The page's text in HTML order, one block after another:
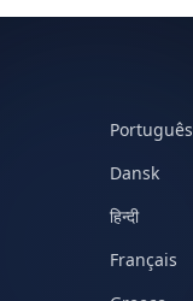
Português
Dansk
हिन्दी
Français